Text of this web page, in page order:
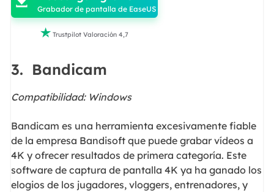
Grabador de pantalla de EaseUS
 Trustpilot Valoración 4,7
3. Bandicam
Compatibilidad: Windows
Bandicam es una herramienta excesivamente fiable
de la empresa Bandisoft que puede grabar vídeos a
4K y ofrecer resultados de primera categoría. Este
software de captura de pantalla 4K ya ha ganado los
elogios de los jugadores, vloggers, entrenadores, y